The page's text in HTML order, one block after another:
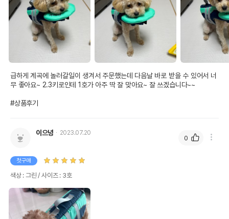
급하게 계곡에 놀러갈일이 생겨서 주문했는데 다음날 바로 받을 수 있어서 너
무 좋아요~ 2.3키로인데 1호가 아주 딱 잘 맞아요~ 잘 쓰겠습니다~~
#상품후기
이으녕 2023.07.20
첫구매
색상 : 그린 / 사이즈 : 3호
0